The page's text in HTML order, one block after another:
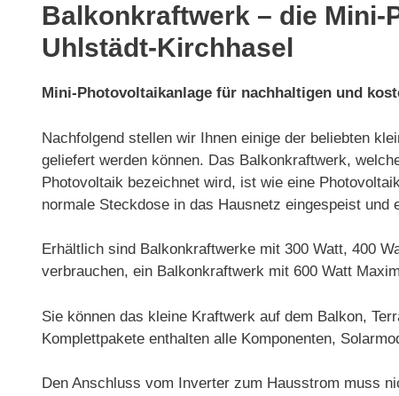
Balkonkraftwerk – die Mini-
Uhlstädt-Kirchhasel
Mini-Photovoltaikanlage für nachhaltigen und
Nachfolgend stellen wir Ihnen einige der beliebten
geliefert werden können. Das Balkonkraftwerk,
Photovoltaik bezeichnet wird, ist wie eine
normale Steckdose in das Hausnetz eingespeist und
Erhältlich sind Balkonkraftwerke mit 300 Watt, 400
verbrauchen, ein Balkonkraftwerk mit 600 Watt
Sie können das kleine Kraftwerk auf dem Balkon,
Komplettpakete enthalten alle Komponenten,
Den Anschluss vom Inverter zum Hausstrom muss